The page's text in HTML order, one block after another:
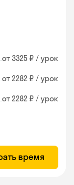
от 3325 ₽ / урок
от 2282 ₽ / урок
от 2282 ₽ / урок
время